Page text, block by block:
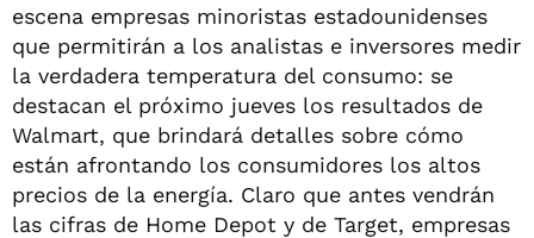
escena empresas minoristas estadounidenses
que permitirán a los analistas e inversores medir
la verdadera temperatura del consumo: se
destacan el próximo jueves los resultados de
Walmart, que brindará detalles sobre cómo
están afrontando los consumidores los altos
precios de la energía. Claro que antes vendrán
las cifras de Home Depot y de Target, empresas